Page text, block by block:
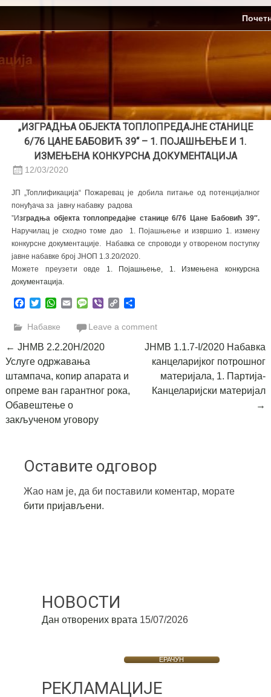
Skip
content
„ИЗГРАДЊА ОБЈЕКТА ТОПЛОПРЕДАЈНЕ СТАНИЦЕ
6/76 ЦАНЕ БАБОВИЋ 39“ – 1. ПОЈАШЊЕЊЕ И 1.
ИЗМЕЊЕНА КОНКУРСНА ДОКУМЕНТАЦИЈА
12/03/2020
ЈП „Топлификација“ Пожаревац је добила питање од потенцијалног
понуђача за јавну набавку радова
”Изградња објекта топлопредајне станице 6/76 Цане Бабовић 39″.
Наручилац је сходно томе дао 1. Појашњење и извршио 1. измену
конкурсне документације. Набавка се спроводи у отвореном поступку
јавне набавке број ЈНОП 1.3.20/2020.
Можете преузети овде 1. Појашњење, 1. Измењена конкурсна
документација.
Facebook
TwitterWhatsApp
EmailMessage
ViberCopy
Набавке Leave a comment
Post
navigation
← JНМВ 2.2.20Н/2020
Услуге одржавања
штампача, копир апарата и
опреме ван гарантног рока,
Обавештење о
закљученом уговору
ЈНМВ 1.1.7-I/2020 Набавка
канцеларијког потрошног
материјала, 1. Партија-
Канцеларијски материјал
→
Оставите одговор
Жао нам је, да би поставили коментар, морате
бити пријављени.
НОВОСТИ
Дан отворених врата 15/07/2026
ЕРАЧУН
РЕКЛАМАЦИЈЕ